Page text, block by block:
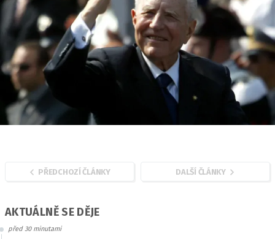
PŘEDCHOZÍ ČLÁNKY DALŠÍ ČLÁNKY
AKTUÁLNĚ SE DĚJE
před 30 minutami